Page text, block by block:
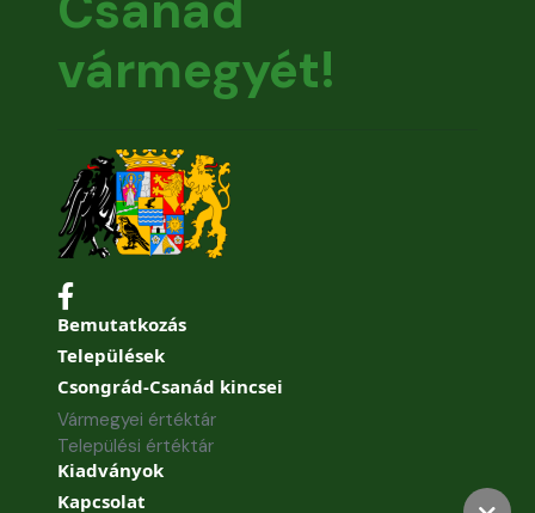
vármegyét!
Bemutatkozás
Települések
Csongrád-Csanád kincsei
Vármegyei értéktár
Települési értéktár
Kiadványok
Kapcsolat